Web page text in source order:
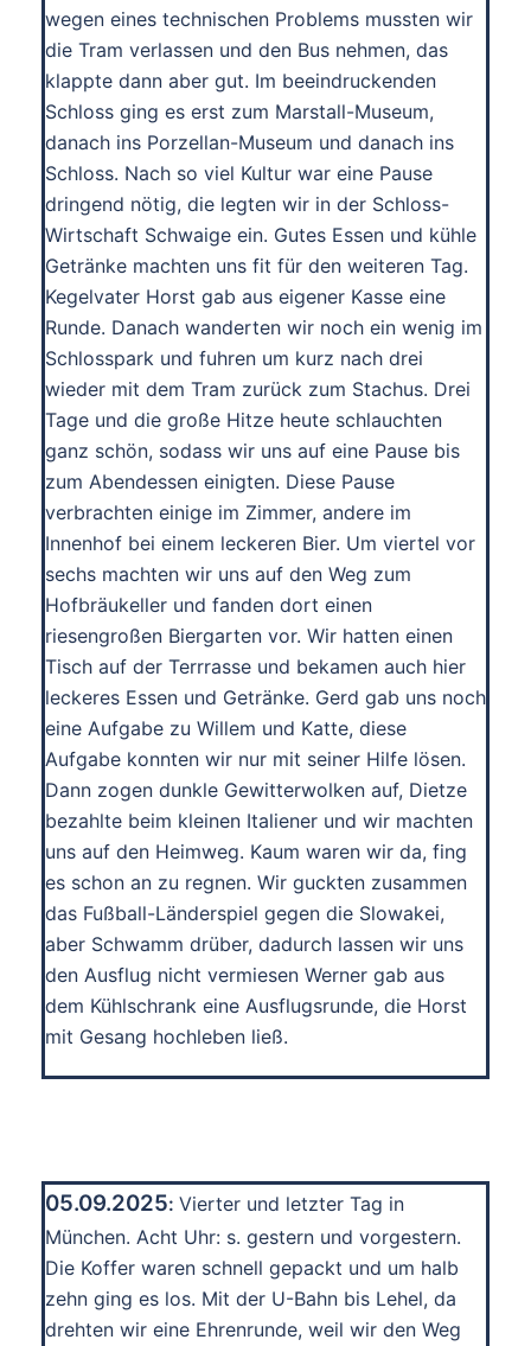
wegen eines technischen Problems mussten wir
die Tram verlassen und den Bus nehmen, das
klappte dann aber gut. Im beeindruckenden
Schloss ging es erst zum Marstall-Museum,
danach ins Porzellan-Museum und danach ins
Schloss. Nach so viel Kultur war eine Pause
dringend nötig, die legten wir in der Schloss-
Wirtschaft Schwaige ein. Gutes Essen und kühle
Getränke machten uns fit für den weiteren Tag.
Kegelvater Horst gab aus eigener Kasse eine
Runde. Danach wanderten wir noch ein wenig im
Schlosspark und fuhren um kurz nach drei
wieder mit dem Tram zurück zum Stachus. Drei
Tage und die große Hitze heute schlauchten
ganz schön, sodass wir uns auf eine Pause bis
zum Abendessen einigten. Diese Pause
verbrachten einige im Zimmer, andere im
Innenhof bei einem leckeren Bier. Um viertel vor
sechs machten wir uns auf den Weg zum
Hofbräukeller und fanden dort einen
riesengroßen Biergarten vor. Wir hatten einen
Tisch auf der Terrrasse und bekamen auch hier
leckeres Essen und Getränke. Gerd gab uns noch
eine Aufgabe zu Willem und Katte, diese
Aufgabe konnten wir nur mit seiner Hilfe lösen.
Dann zogen dunkle Gewitterwolken auf, Dietze
bezahlte beim kleinen Italiener und wir machten
uns auf den Heimweg. Kaum waren wir da, fing
es schon an zu regnen. Wir guckten zusammen
das Fußball-Länderspiel gegen die Slowakei,
aber Schwamm drüber, dadurch lassen wir uns
den Ausflug nicht vermiesen Werner gab aus
dem Kühlschrank eine Ausflugsrunde, die Horst
mit Gesang hochleben ließ.
05.09.2025: Vierter und letzter Tag in
München. Acht Uhr: s. gestern und vorgestern.
Die Koffer waren schnell gepackt und um halb
zehn ging es los. Mit der U-Bahn bis Lehel, da
drehten wir eine Ehrenrunde, weil wir den Weg